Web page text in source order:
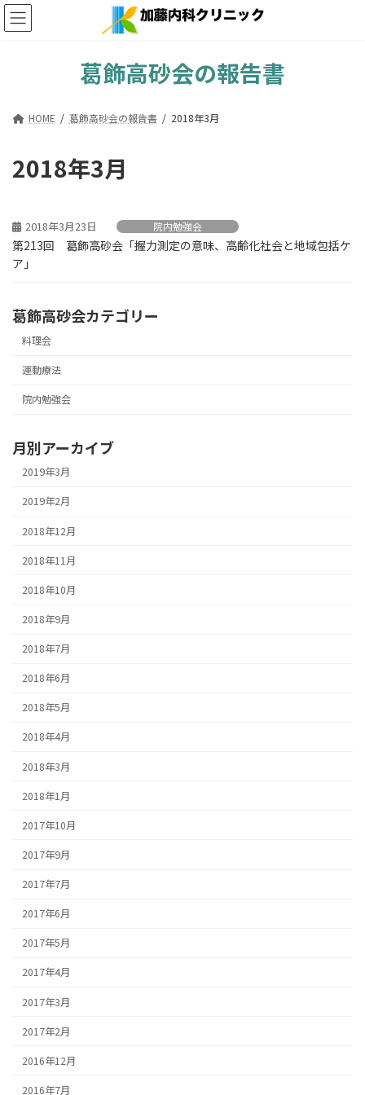
コ
ン
ナ
ビ
葛飾高砂会の報告書
HOME 葛飾高砂会の報告書 2018年3月
2018年3月
2018年3月23日 院内勉強会
第213回 葛飾高砂会「握力測定の意味、高齢化社会と地域包括ケ
ア」
葛飾高砂会カテゴリー
料理会
運動療法
院内勉強会
月別アーカイブ
2019年3月
2019年2月
2018年12月
2018年11月
2018年10月
2018年9月
2018年7月
2018年6月
2018年5月
2018年4月
2018年3月
2018年1月
2017年10月
2017年9月
2017年7月
2017年6月
2017年5月
2017年4月
2017年3月
2017年2月
2016年12月
2016年7月